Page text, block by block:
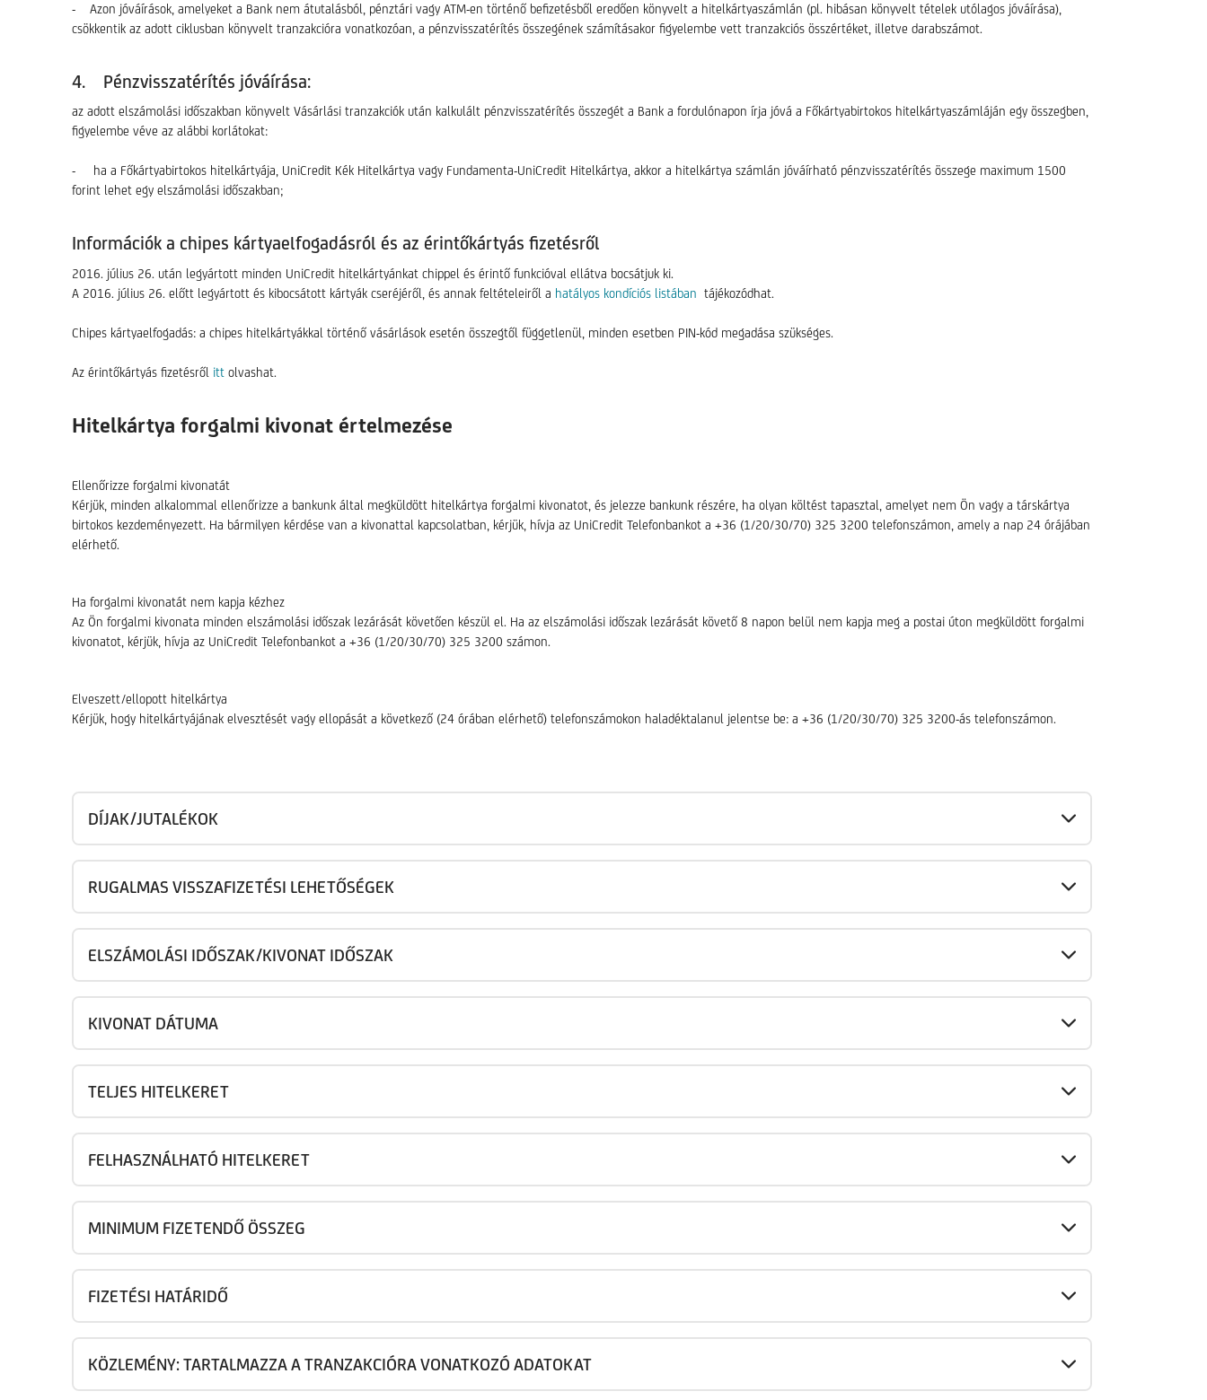
- Azon jóváírások, amelyeket a Bank nem átutalásból, pénztári vagy ATM-en történő befizetésből eredően könyvelt a hitelkártyaszámlán (pl. hibásan könyvelt tételek utólagos jóváírása),
csökkentik az adott ciklusban könyvelt tranzakcióra vonatkozóan, a pénzvisszatérítés összegének számításakor figyelembe vett tranzakciós összértéket, illetve darabszámot.
4. Pénzvisszatérítés jóváírása:
az adott elszámolási időszakban könyvelt Vásárlási tranzakciók után kalkulált pénzvisszatérítés összegét a Bank a fordulónapon írja jóvá a Főkártyabirtokos hitelkártyaszámláján egy összegben,
figyelembe véve az alábbi korlátokat:
- ha a Főkártyabirtokos hitelkártyája, UniCredit Kék Hitelkártya vagy Fundamenta-UniCredit Hitelkártya, akkor a hitelkártya számlán jóváírható pénzvisszatérítés összege maximum 1500
forint lehet egy elszámolási időszakban;
Információk a chipes kártyaelfogadásról és az érintőkártyás fizetésről
2016. július 26. után legyártott minden UniCredit hitelkártyánkat chippel és érintő funkcióval ellátva bocsátjuk ki.
A 2016. július 26. előtt legyártott és kibocsátott kártyák cseréjéről, és annak feltételeiről a hatályos kondíciós listában tájékozódhat.
Chipes kártyaelfogadás: a chipes hitelkártyákkal történő vásárlások esetén összegtől függetlenül, minden esetben PIN-kód megadása szükséges.
Az érintőkártyás fizetésről itt olvashat.
Hitelkártya forgalmi kivonat értelmezése
Ellenőrizze forgalmi kivonatát
Kérjük, minden alkalommal ellenőrizze a bankunk által megküldött hitelkártya forgalmi kivonatot, és jelezze bankunk részére, ha olyan költést tapasztal, amelyet nem Ön vagy a társkártya
birtokos kezdeményezett. Ha bármilyen kérdése van a kivonattal kapcsolatban, kérjük, hívja az UniCredit Telefonbankot a +36 (1/20/30/70) 325 3200 telefonszámon, amely a nap 24 órájában
elérhető.
Ha forgalmi kivonatát nem kapja kézhez
Az Ön forgalmi kivonata minden elszámolási időszak lezárását követően készül el. Ha az elszámolási időszak lezárását követő 8 napon belül nem kapja meg a postai úton megküldött forgalmi
kivonatot, kérjük, hívja az UniCredit Telefonbankot a +36 (1/20/30/70) 325 3200 számon.
Elveszett/ellopott hitelkártya
Kérjük, hogy hitelkártyájának elvesztését vagy ellopását a következő (24 órában elérhető) telefonszámokon haladéktalanul jelentse be: a +36 (1/20/30/70) 325 3200-ás telefonszámon.
DÍJAK/JUTALÉKOK
RUGALMAS VISSZAFIZETÉSI LEHETŐSÉGEK
ELSZÁMOLÁSI IDŐSZAK/KIVONAT IDŐSZAK
KIVONAT DÁTUMA
TELJES HITELKERET
FELHASZNÁLHATÓ HITELKERET
MINIMUM FIZETENDŐ ÖSSZEG
FIZETÉSI HATÁRIDŐ
KÖZLEMÉNY: TARTALMAZZA A TRANZAKCIÓRA VONATKOZÓ ADATOKAT